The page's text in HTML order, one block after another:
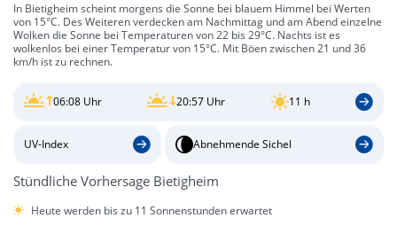
In Bietigheim scheint morgens die Sonne bei blauem Himmel bei Werten
von 15°C. Des Weiteren verdecken am Nachmittag und am Abend einzelne
Wolken die Sonne bei Temperaturen von 22 bis 29°C. Nachts ist es
wolkenlos bei einer Temperatur von 15°C. Mit Böen zwischen 21 und 36
km/h ist zu rechnen.
06:08 Uhr 20:57 Uhr 11 h
UV-Index Abnehmende Sichel
Stündliche Vorhersage Bietigheim
Heute werden bis zu 11 Sonnenstunden erwartet